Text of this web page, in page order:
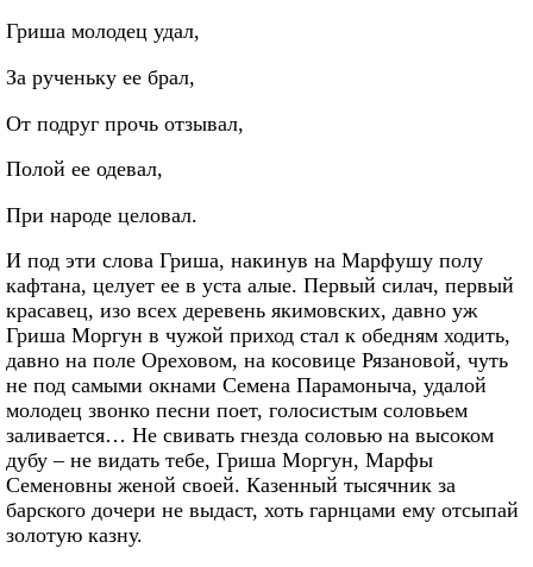
Гриша молодец удал,
За рученьку ее брал,
От подруг прочь отзывал,
Полой ее одевал,
При народе целовал.
И под эти слова Гриша, накинув на Марфушу полу
кафтана, целует ее в уста алые. Первый силач, первый
красавец, изо всех деревень якимовских, давно уж
Гриша Моргун в чужой приход стал к обедням ходить,
давно на поле Ореховом, на косовице Рязановой, чуть
не под самыми окнами Семена Парамоныча, удалой
молодец звонко песни поет, голосистым соловьем
заливается… Не свивать гнезда соловью на высоком
дубу – не видать тебе, Гриша Моргун, Марфы
Семеновны женой своей. Казенный тысячник за
барского дочери не выдаст, хоть гарнцами ему отсыпай
золотую казну.